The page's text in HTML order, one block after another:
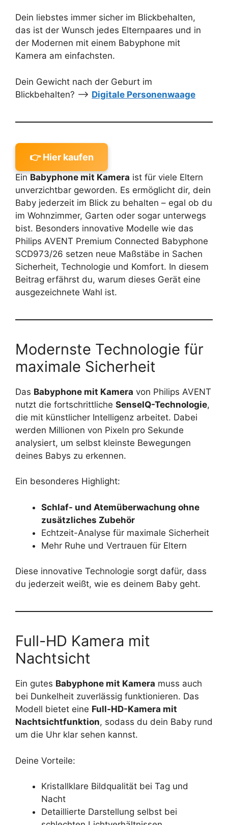
Dein liebstes immer sicher im Blickbehalten,
das ist der Wunsch jedes Elternpaares und in
der Modernen mit einem Babyphone mit
Kamera am einfachsten.
Dein Gewicht nach der Geburt im
Blickbehalten? –> Digitale Personenwaage
👉 Hier kaufen
Ein Babyphone mit Kamera ist für viele Eltern
unverzichtbar geworden. Es ermöglicht dir, dein
Baby jederzeit im Blick zu behalten – egal ob du
im Wohnzimmer, Garten oder sogar unterwegs
bist. Besonders innovative Modelle wie das
Philips AVENT Premium Connected Babyphone
SCD973/26 setzen neue Maßstäbe in Sachen
Sicherheit, Technologie und Komfort. In diesem
Beitrag erfährst du, warum dieses Gerät eine
ausgezeichnete Wahl ist.
Modernste Technologie für
maximale Sicherheit
Das Babyphone mit Kamera von Philips AVENT
nutzt die fortschrittliche SenseIQ-Technologie,
die mit künstlicher Intelligenz arbeitet. Dabei
werden Millionen von Pixeln pro Sekunde
analysiert, um selbst kleinste Bewegungen
deines Babys zu erkennen.
Ein besonderes Highlight:
Schlaf- und Atemüberwachung ohne
zusätzliches Zubehör
Echtzeit-Analyse für maximale Sicherheit
Mehr Ruhe und Vertrauen für Eltern
Diese innovative Technologie sorgt dafür, dass
du jederzeit weißt, wie es deinem Baby geht.
Full-HD Kamera mit
Nachtsicht
Ein gutes Babyphone mit Kamera muss auch
bei Dunkelheit zuverlässig funktionieren. Das
Modell bietet eine Full-HD-Kamera mit
Nachtsichtfunktion, sodass du dein Baby rund
um die Uhr klar sehen kannst.
Deine Vorteile:
Kristallklare Bildqualität bei Tag und
Nacht
Detaillierte Darstellung selbst bei